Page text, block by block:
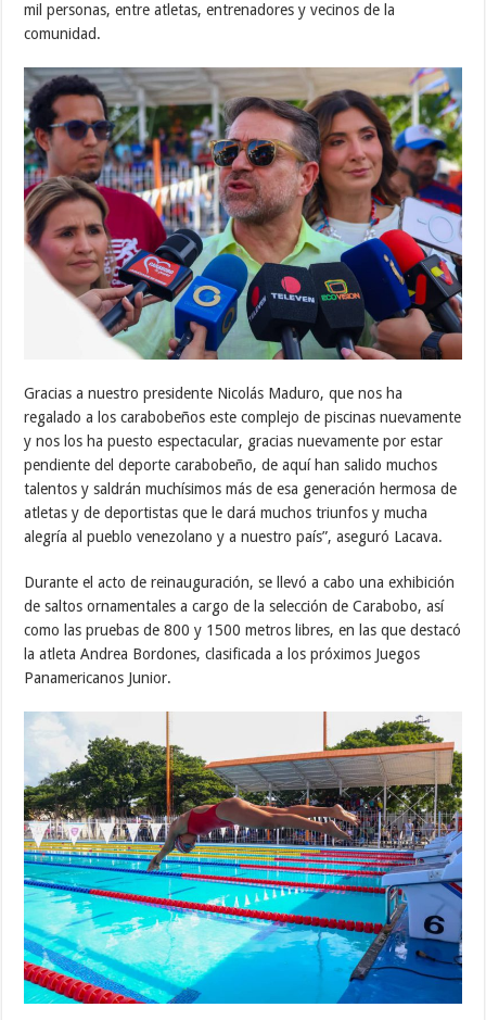
mil personas, entre atletas, entrenadores y vecinos de la
comunidad.
Gracias a nuestro presidente Nicolás Maduro, que nos ha
regalado a los carabobeños este complejo de piscinas nuevamente
y nos los ha puesto espectacular, gracias nuevamente por estar
pendiente del deporte carabobeño, de aquí han salido muchos
talentos y saldrán muchísimos más de esa generación hermosa de
atletas y de deportistas que le dará muchos triunfos y mucha
alegría al pueblo venezolano y a nuestro país”, aseguró Lacava.
Durante el acto de reinauguración, se llevó a cabo una exhibición
de saltos ornamentales a cargo de la selección de Carabobo, así
como las pruebas de 800 y 1500 metros libres, en las que destacó
la atleta Andrea Bordones, clasificada a los próximos Juegos
Panamericanos Junior.